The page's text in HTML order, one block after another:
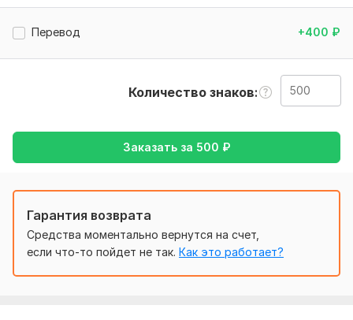
Отдых и развлечения,
Перевод +400 ₽
Количество знаков
Заказать за 500 ₽
Гарантия возврата
Средства моментально вернутся на счет,
если что-то пойдет не так. Как это работает?